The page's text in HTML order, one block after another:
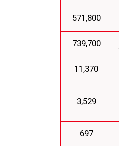
571,800
739,700
11,370
3,529
697